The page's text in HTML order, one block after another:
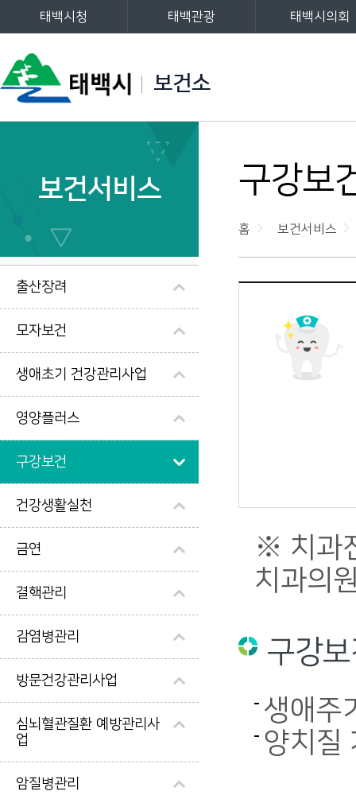
보건소
태백시청 태백관광 태백시의회
주메뉴
왼쪽메뉴
보건서비스
출산장려
모자보건
생애초기 건강관리사업
영양플러스
구강보건
건강생활실천
금연
결핵관리
감염병관리
방문건강관리사업
심뇌혈관질환 예방관리사
업
암질병관리
구강보
홈 보건서비스
※ 치과
치과의
구강
생애주
양치질